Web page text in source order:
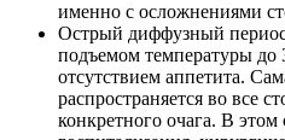
именно с осложнениями
Острый диффузный
подъемом температуры до
отсутствием аппетита.
распространяется во все
конкретного очага. В